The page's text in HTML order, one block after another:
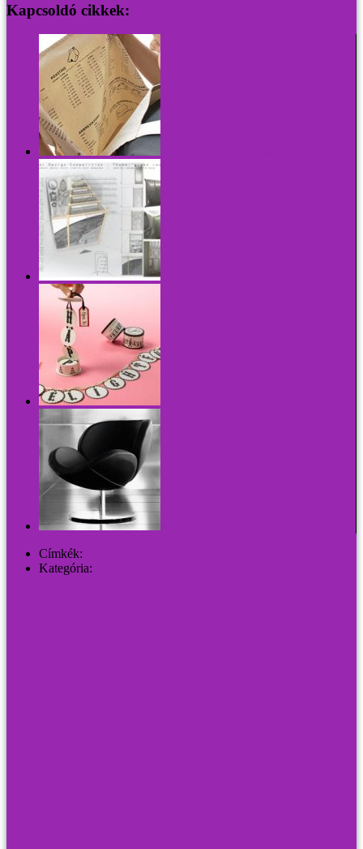
Kapcsoldó cikkek:
Címkék:
Kategória: